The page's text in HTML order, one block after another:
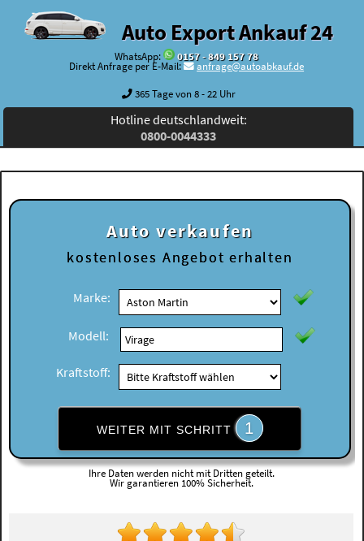
Auto Export Ankauf 24
WhatsApp:
0157 - 849 157 78
Direkt Anfrage per E-Mail:
anfrage@autoabkauf.de
365 Tage von 8 - 22 Uhr
Hotline deutschlandweit:
0800-0044333
Auto verkaufen
kostenloses Angebot erhalten
Marke:
Modell:
Kraftstoff:
WEITER MIT SCHRITT 1
Ihre Daten werden nicht mit Dritten geteilt.
Wir garantieren 100% Sicherheit.